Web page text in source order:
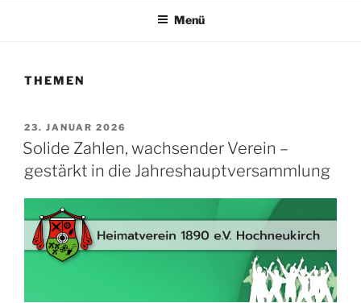
Menü
THEMEN
VERÖFFENTLICHT
AM
23. JANUAR 2026
Solide Zahlen, wachsender Verein –
gestärkt in die Jahreshauptversammlung